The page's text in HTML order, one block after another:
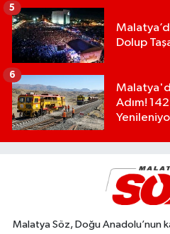
Dolup
5
Adım!
6
Malatya Söz, Doğu Anadolu’nun